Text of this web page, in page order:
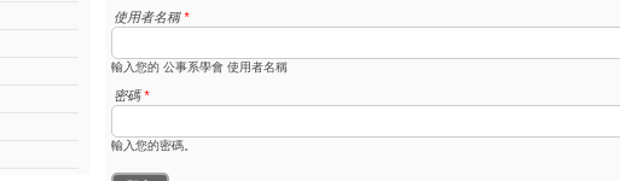
使用者名稱*
輸入您的 公事系學會 使用者名稱
密碼*
輸入您的密碼。